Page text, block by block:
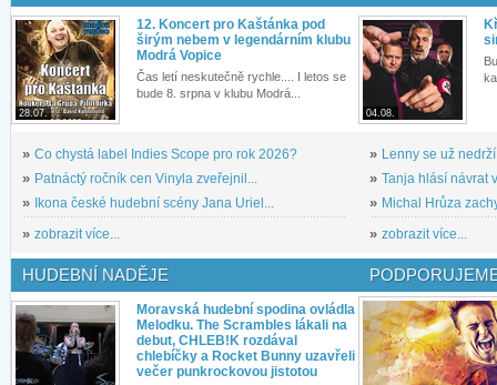
28.07.
12. Koncert pro Kaštánka pod
širým nebem v legendárním klubu
Modrá Vopice
Čas letí neskutečně rychle.... I letos se
bude 8. srpna v klubu Modrá...
» Co chystá label Indies Scope pro rok 2026?
» Patnáctý ročník cen Vinyla zveřejnil...
»
Ikona české hudební scény Jana Uriel...
» zobrazit více...
04.08.
» Lenny se už
» Tanja hlásí návrat
» Michal Hrůza
» zobrazit více...
HUDEBNÍ NADĚJE
Moravská hudební spodina ovládla
Melodku. The Scrambles lákali na
debut, CHLEB!K rozdával
chlebíčky a Rocket Bunny uzavřeli
večer punkrockovou jistotou